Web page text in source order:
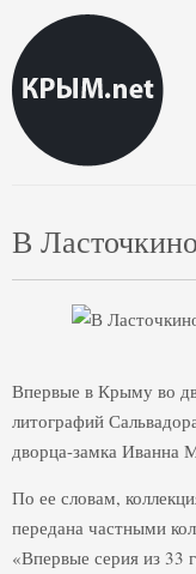
В
Впервые в Крыму во
литографий
дворца-замка Иванна
По ее словам,
передана частными
«Впервые серия из 33